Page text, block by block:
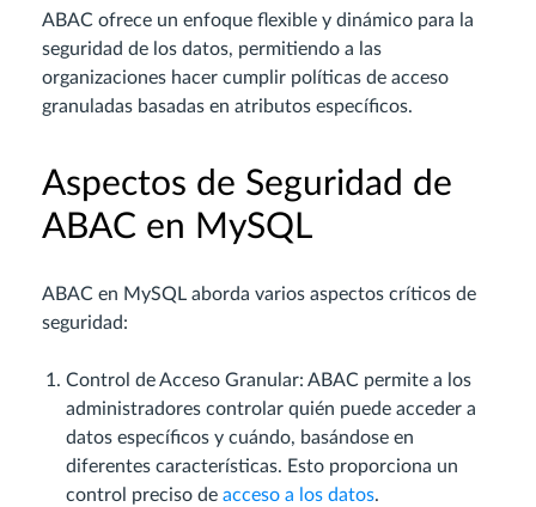
ABAC ofrece un enfoque flexible y dinámico para la
seguridad de los datos, permitiendo a las
organizaciones hacer cumplir políticas de acceso
granuladas basadas en atributos específicos.
Aspectos de Seguridad de
ABAC en MySQL
ABAC en MySQL aborda varios aspectos críticos de
seguridad:
Control de Acceso Granular: ABAC permite a los
administradores controlar quién puede acceder a
datos específicos y cuándo, basándose en
diferentes características. Esto proporciona un
control preciso de acceso a los datos.